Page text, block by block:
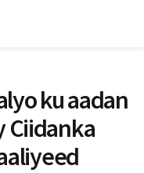
ku aadan
Ciidanka